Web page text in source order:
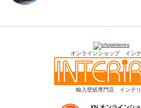
オンラインショップ イン
輸入壁紙専門店 インテ